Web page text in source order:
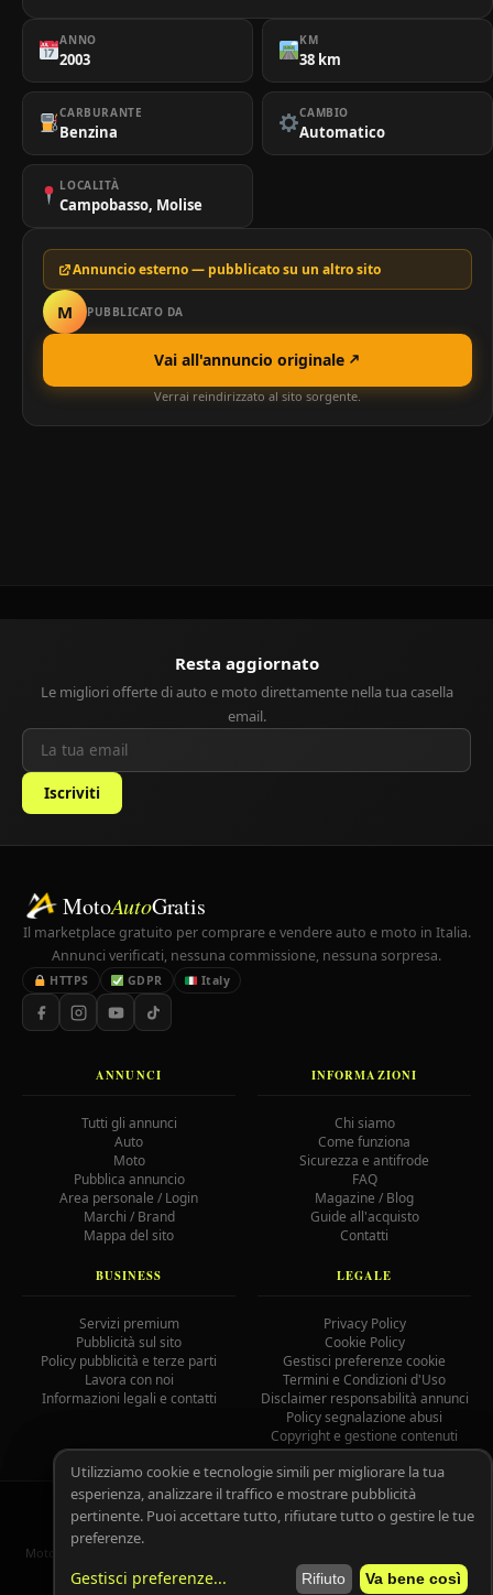
ANNO
2003
KM
38 km
CARBURANTE
Benzina
CAMBIO
Automatico
LOCALITÀ
Campobasso, Molise
Annuncio esterno — pubblicato su un altro sito
M PUBBLICATO DA
Vai all'annuncio originale
Verrai reindirizzato al sito sorgente.
Resta aggiornato
Le migliori offerte di auto e moto direttamente nella tua casella
email.
Iscriviti
MotoAutoGratis
Il marketplace gratuito per comprare e vendere auto e moto in Italia.
Annunci verificati, nessuna commissione, nessuna sorpresa.
HTTPS GDPR Italy
ANNUNCI
Tutti gli annunci
Auto
Moto
Pubblica annuncio
Area personale / Login
Marchi / Brand
Mappa del sito
INFORMAZIONI
Chi siamo
Come funziona
Sicurezza e antifrode
FAQ
Magazine / Blog
Guide all'acquisto
Contatti
BUSINESS
Servizi premium
Pubblicità sul sito
Policy pubblicità e terze parti
Lavora con noi
Informazioni legali e contatti
LEGALE
Privacy Policy
Cookie Policy
Gestisci preferenze cookie
Termini e Condizioni d'Uso
Disclaimer responsabilità annunci
Policy segnalazione abusi
Copyright e gestione contenuti
© 2026 MotoAutoGratis.it — Tutti i diritti riservati — IOCOSGC
MotoAutoGratis non è responsabile per il contenuto degli annunci pubblicati
dagli utenti registrati.
Leggi il disclaimer completo.
Utilizziamo cookie e tecnologie simili per migliorare la tua
esperienza, analizzare il traffico e mostrare pubblicità
pertinente. Puoi accettare tutto, rifiutare tutto o gestire le tue
preferenze.
Gestisci preferenze... Rifiuto Va bene così